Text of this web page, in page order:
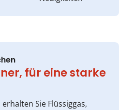
für eine starke
Sie Flüssiggas,